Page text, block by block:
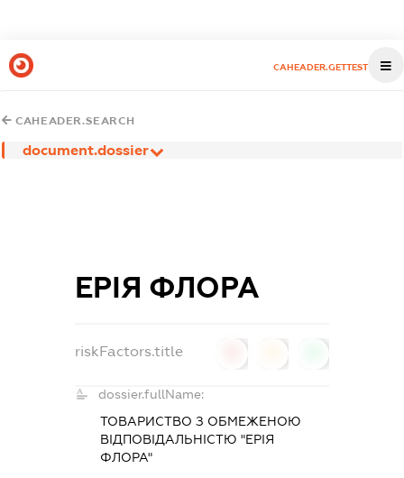
CAHEADER.GETTEST
CAHEADER.SEARCH
document.dossier
ЕРІЯ ФЛОРА
riskFactors.title
dossier.fullName:
ТОВАРИСТВО З ОБМЕЖЕНОЮ
ВІДПОВІДАЛЬНІСТЮ "ЕРІЯ
ФЛОРА"